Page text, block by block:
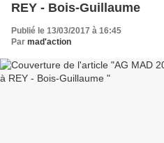
REY - Bois-Guillaume
Publié le 13/03/2017 à 16:45
Par mad'action